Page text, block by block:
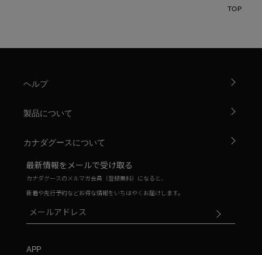
TOP
ヘルプ
製品について
カナダグースについて
最新情報をメールで受け取る
カナダグースのメルマガ会員（登録無料）になると、
新着や先行予約などお得な情報をいちはやくお届けします。
APP